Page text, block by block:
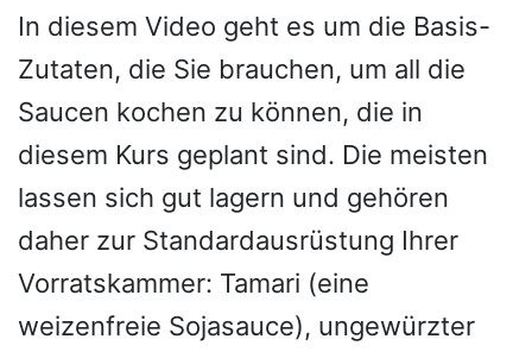
In diesem Video geht es um die Basis-
Zutaten, die Sie brauchen, um all die
Saucen kochen zu können, die in
diesem Kurs geplant sind. Die meisten
lassen sich gut lagern und gehören
daher zur Standardausrüstung Ihrer
Vorratskammer: Tamari (eine
weizenfreie Sojasauce), ungewürzter